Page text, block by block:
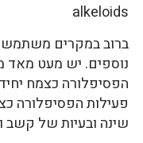
alkeloids
ברוב במקרים
נוספים. יש מעט מאד
פעילות הפסיפלורה
שינה ובעיות של קשב